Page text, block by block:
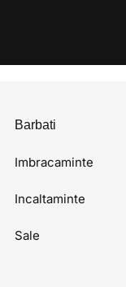
Barbati
Imbracaminte
Incaltaminte
Sale